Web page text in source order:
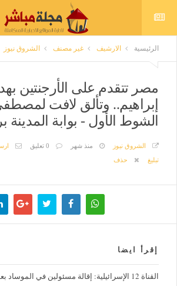
الرئيسية الارشيف غير مصنف الشروق نيوز
مصر تتقدم على الأرجنتين
إبراهيم.. وتألق لافت
الشوط الأول - بوابة
الشروق نيوز منذ شهر 0 تعليق
تبليغ
حذف
إقرأ ايضا
القناة 12 الإسرائيلية: إقالة مسئولين في